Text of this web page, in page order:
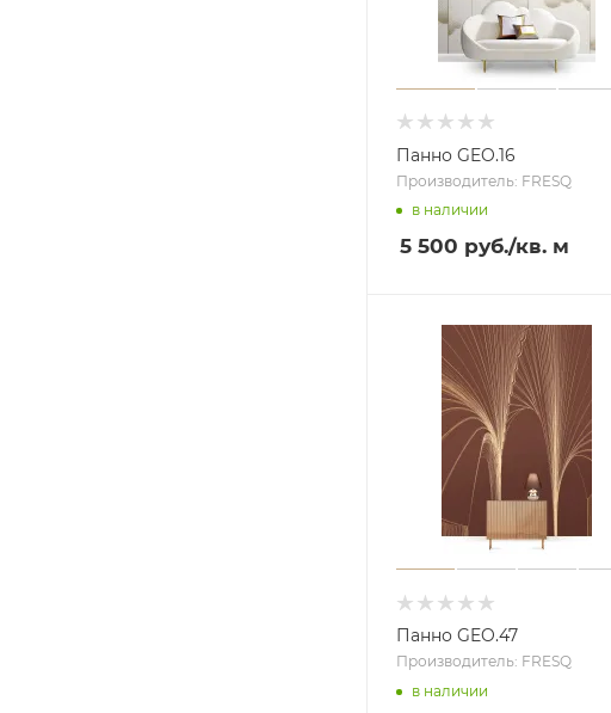
Панно GEO.16
Производитель: FRESQ
в наличии
5 500 руб./кв. м
Панно GEO.47
Производитель: FRESQ
в наличии